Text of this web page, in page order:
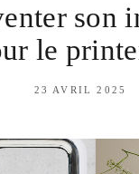
son
le
23 AVRIL 2025